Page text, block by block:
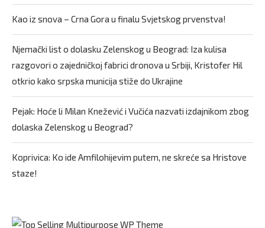
Kao iz snova – Crna Gora u finalu Svjetskog prvenstva!
Njemački list o dolasku Zelenskog u Beograd: Iza kulisa
razgovori o zajedničkoj fabrici dronova u Srbiji, Kristofer Hil
otkrio kako srpska municija stiže do Ukrajine
Pejak: Hoće li Milan Knežević i Vučića nazvati izdajnikom zbog
dolaska Zelenskog u Beograd?
Koprivica: Ko ide Amfilohijevim putem, ne skreće sa Hristove
staze!